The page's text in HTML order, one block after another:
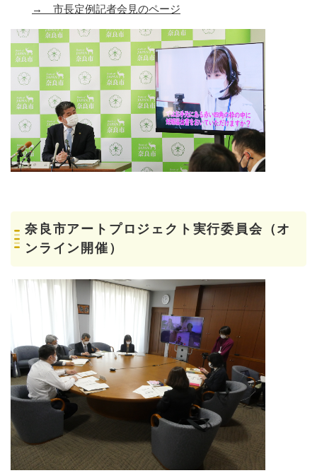
→ 市長定例記者会見のページ
奈良市アートプロジェクト実行委員会（オ
ンライン開催）